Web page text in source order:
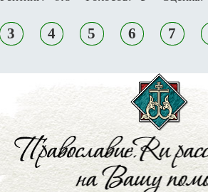
3 4 5 6 7